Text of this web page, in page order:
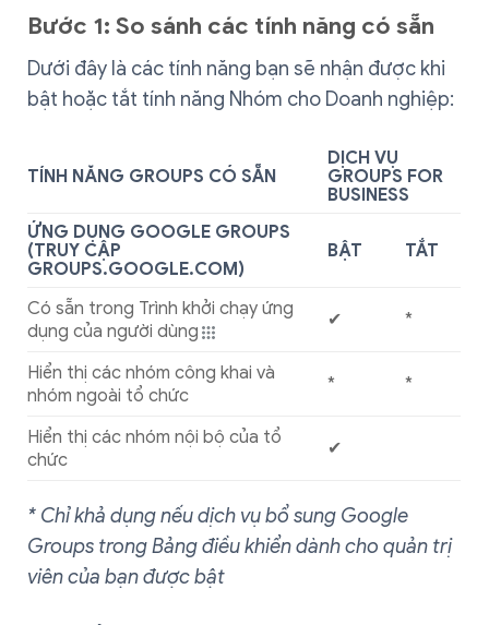
Bước 1: So sánh các tính năng có sẵn
Dưới đây là các tính năng bạn sẽ nhận được khi
bật hoặc tắt tính năng Nhóm cho Doanh nghiệp:
TÍNH NĂNG GROUPS CÓ SẴN
DỊCH VỤ
GROUPS FOR
BUSINESS
ỨNG DỤNG GOOGLE GROUPS
(TRUY CẬP
GROUPS.GOOGLE.COM)
BẬT TẮT
Có sẵn trong Trình khởi chạy ứng
dụng của người dùng
✔ *
Hiển thị các nhóm công khai và
nhóm ngoài tổ chức
* *
Hiển thị các nhóm nội bộ của tổ
chức
✔
* Chỉ khả dụng nếu dịch vụ bổ sung Google
Groups trong Bảng điều khiển dành cho quản trị
viên của bạn được bật